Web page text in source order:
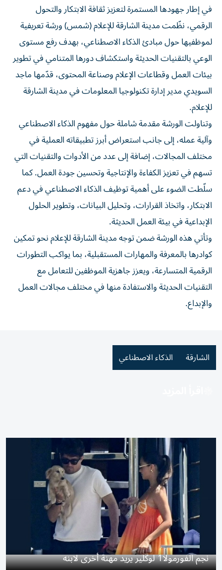
في إطار جهودها المستمرة لتعزيز ثقافة الابتكار والتحول
الرقمي، نظّمت مدينة الشارقة للإعلام (شمس) ورشة تعريفية
لموظفيها حول مبادئ الذكاء الاصطناعي، بهدف رفع مستوى
الوعي بالتقنيات الحديثة واستكشاف دورها المتنامي في تطوير
بيئات العمل وقطاعات الإعلام وصناعة المحتوى، قدّمها ماجد
السويدي مدير إدارة تكنولوجيا المعلومات في مدينة الشارقة
للإعلام.
وتناولت الورشة مقدمة شاملة حول مفهوم الذكاء الاصطناعي
وآلية عمله، إلى جانب استعراض أبرز تطبيقاته العملية في
مختلف المجالات، إضافة إلى عدد من الأدوات والتقنيات التي
تسهم في تعزيز الكفاءة والإنتاجية وتحسين جودة العمل. كما
سلّطت الضوء على أهمية توظيف الذكاء الاصطناعي في دعم
الابتكار، واتخاذ القرارات، وتحليل البيانات، وتطوير الحلول
الإبداعية في بيئة العمل الحديثة.
وتأتي هذه الورشة ضمن توجه مدينة الشارقة للإعلام نحو تمكين
كوادرها بالمعرفة والمهارات المستقبلية، بما يواكب التطورات
الرقمية المتسارعة، ويعزز جاهزية الموظفين للتعامل مع
التقنيات الحديثة والاستفادة منها في مختلف مجالات العمل
والإبداع.
الشارقة الذكاء الاصطناعي
نجم الفورمولا1 لوكلير يريد مهنة أخرى لابنه